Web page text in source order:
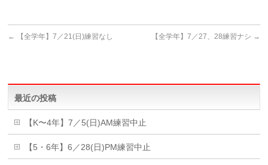
← 【全学年】7／21(日)練習なし 【全学年】7／27、28練習ナシ →
最近の投稿
【K〜4年】7／5(日)AM練習中止
【5・6年】6／28(日)PM練習中止